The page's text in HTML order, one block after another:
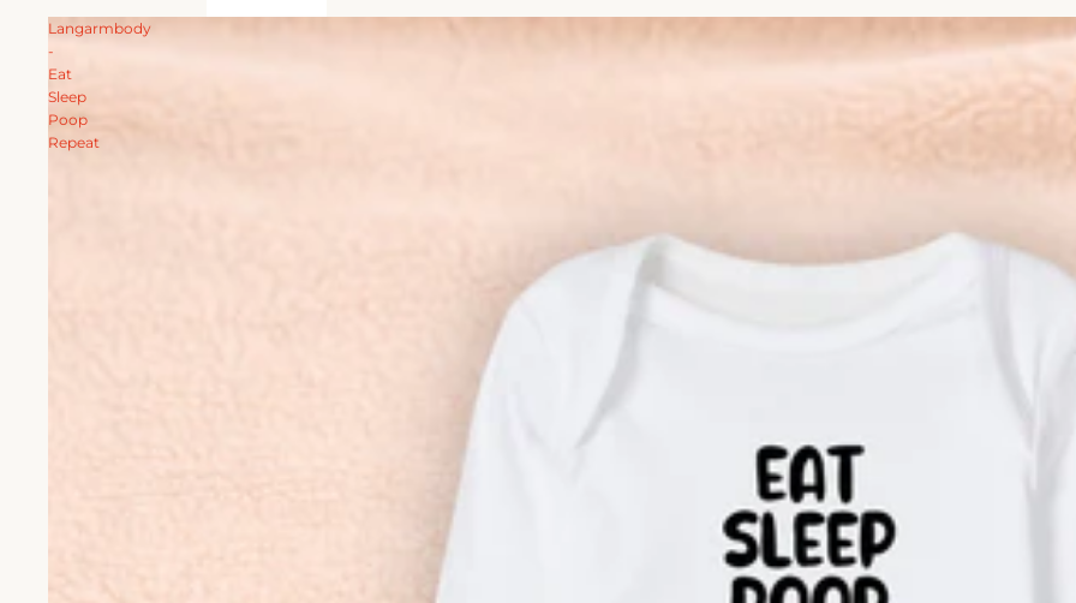
Langarmbody
-
Eat
Sleep
Poop
Repeat